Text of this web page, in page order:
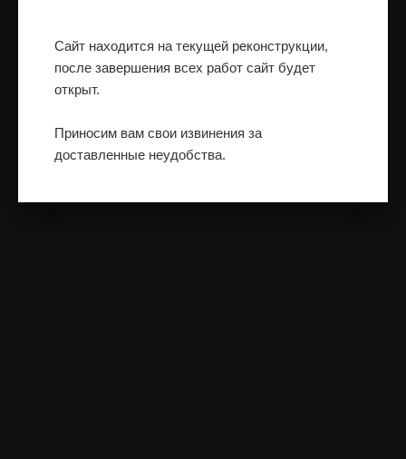
Сайт находится на текущей реконструкции,
после завершения всех работ сайт будет
открыт.
Приносим вам свои извинения за
доставленные неудобства.